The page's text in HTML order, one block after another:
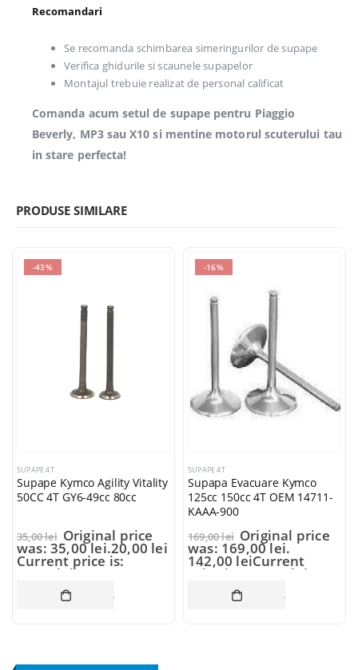
Recomandari
Se recomanda schimbarea simeringurilor de supape
Verifica ghidurile si scaunele supapelor
Montajul trebuie realizat de personal calificat
Comanda acum setul de supape pentru Piaggio
Beverly, MP3 sau X10 si mentine motorul scuterului tau
in stare perfecta!
PRODUSE SIMILARE
-43%
SUPAPE 4T
Supape Kymco Agility Vitality
50CC 4T GY6-49cc 80cc
35,00lei Original price
was: 35,00 lei.20,00 lei
Current price is:
20,00 lei.
ADAUGĂ ÎN COȘ
-16%
SUPAPE 4T
Supapa Evacuare Kymco
125cc 150cc 4T OEM 14711-
KAAA-900
169,00lei Original price
was: 169,00 lei.
142,00 leiCurrent
price is: 142,00 lei.
ADAUGĂ ÎN COȘ